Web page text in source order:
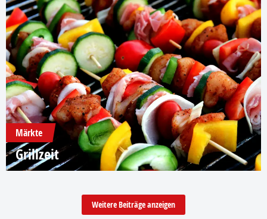
Märkte
Grillzeit
Weitere Beiträge anzeigen